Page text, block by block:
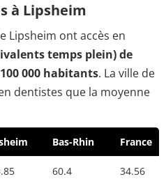
à Lipsheim
Lipsheim ont accès en
temps plein) de
000 habitants. La ville de
dentistes que la moyenne
Bas-Rhin France
60.4 34.56